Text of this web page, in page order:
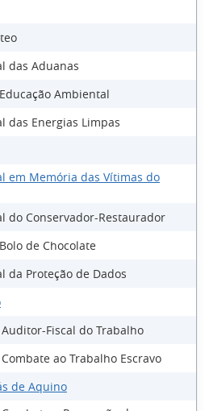
das Aduanas
Ambiental
das Energias Limpas
em Memória das Vítimas do
do Conservador-Restaurador
de Chocolate
da Proteção de Dados
Fiscal do Trabalho
ao Trabalho Escravo
de Aquino